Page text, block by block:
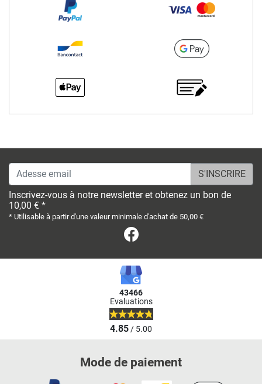
Adesse email
Inscrivez-vous à notre newsletter et obtenez un bon de
10,00 € *
* Utilisable à partir d'une valeur minimale d'achat de 50,00 €
43466
Evaluations
4.85/ 5.00
Mode de paiement